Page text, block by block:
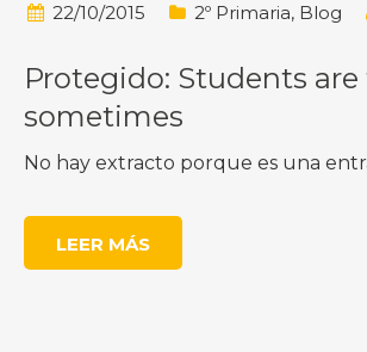
22/10/2015 2º Primaria, Blog
Protegido: Students are
sometimes
No hay extracto porque es una
LEER MÁS